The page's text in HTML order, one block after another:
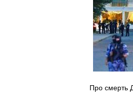
Про смерть